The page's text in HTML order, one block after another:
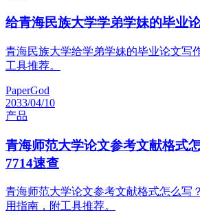
给青海民族大学学弟学妹的毕业
青海民族大学给学弟学妹的毕业论文写
工具推荐。
PaperGod
2033/04/10
产品
青海师范大学论文参考文献格式
7714速查
青海师范大学论文参考文献格式怎么写
用指南，附工具推荐。